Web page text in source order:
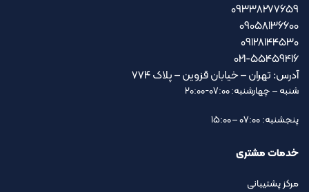
09338277659
09058136600
09128144530
021-55459416
آدرس: تهران – خیابان قزوین – پلاک ۷۷۴
شنبه – چهارشنبه: 07:00-20:00
پنجشنبه: 07:00 – 15:00
خدمات مشتری
مرکز پشتیبانی